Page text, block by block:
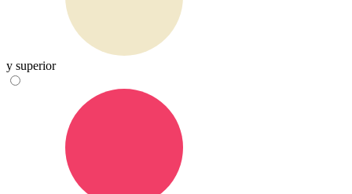
y superior